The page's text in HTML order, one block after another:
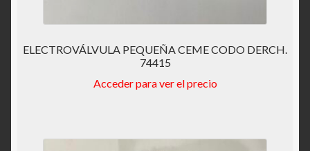
ELECTROVÁLVULA PEQUEÑA CEME CODO DERCH.
74415
Acceder para ver el precio